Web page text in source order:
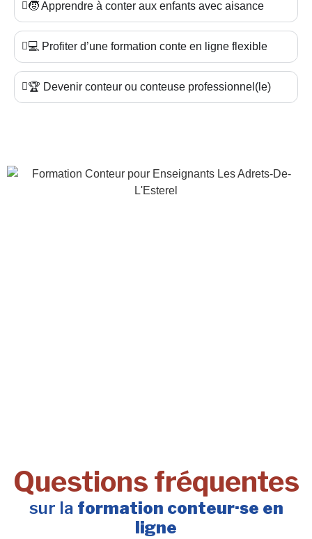
🧒 Apprendre à conter aux enfants avec aisance
💻 Profiter d’une formation conte en ligne flexible
🏆 Devenir conteur ou conteuse professionnel(le)
Questions fréquentes
sur la formation conteur·se en
ligne